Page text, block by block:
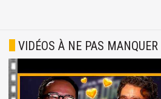
VIDÉOS À NE PAS MANQUER